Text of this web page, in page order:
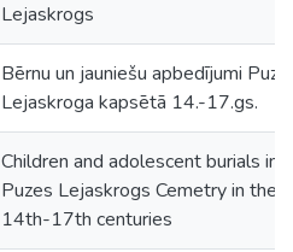
Lejaskrogs
Bērnu un jauniešu apbedījumi
Lejaskroga kapsētā 14.-17.gs.
Children and adolescent burials in
Puzes Lejaskrogs Cemetry in the
14th-17th centuries